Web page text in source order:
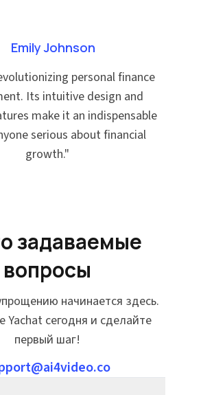
Emily Johnson
personal finance
Its intuitive design and
make it an indispensable
serious about financial
growth."
задаваемые
вопросы
начинается здесь.
Yachat сегодня и сделайте
первый шаг!